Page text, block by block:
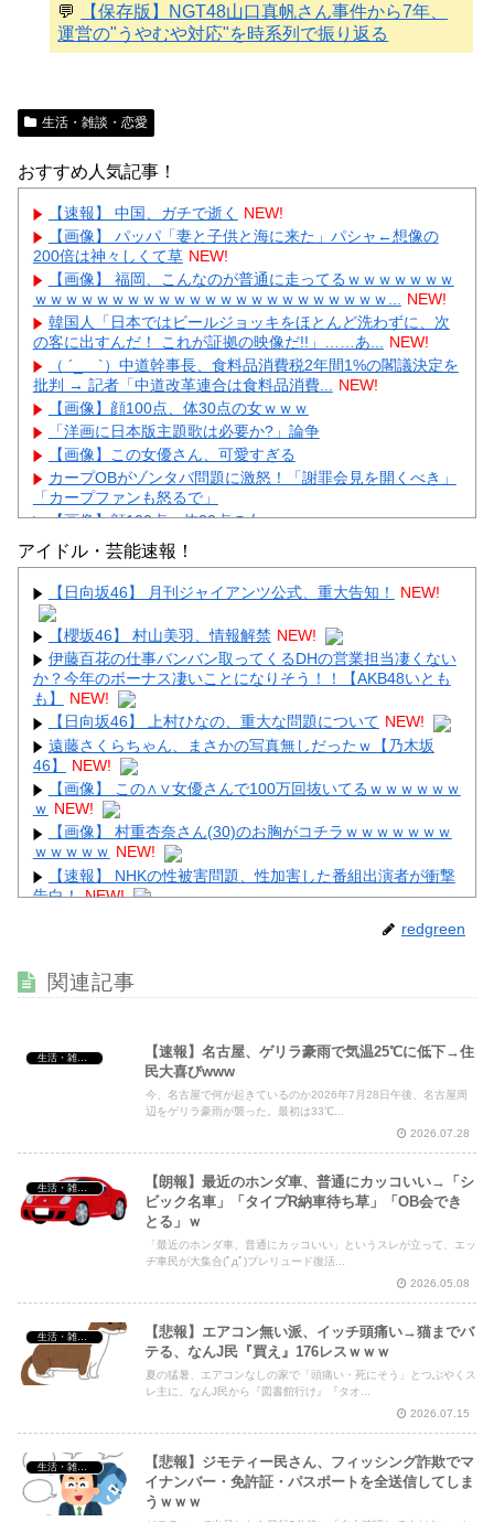
💬
【保存版】NGT48山口真帆さん事件から7年、
運営の"うやむや対応"を時系列で振り返る
生活・雑談・恋愛
おすすめ人気記事！
【速報】 中国、ガチで逝く
NEW!
【画像】 パッパ「妻と子供と海に来た」パシャ←想像の
200倍は神々しくて草 NEW!
【画像】 福岡、こんなのが普通に走ってるｗｗｗｗｗｗｗ
ｗｗｗｗｗｗｗｗｗｗｗｗｗｗｗｗｗｗｗｗｗｗｗ...
NEW!
韓国人「日本ではビールジョッキをほとんど洗わずに、次
の客に出すんだ！ これが証拠の映像だ!!」……あ...
NEW!
（ ´_ゝ`）中道幹事長、食料品消費税2年間1%の閣議決定を
批判 → 記者「中道改革連合は食料品消費...
NEW!
【画像】顔100点、体30点の女ｗｗｗ
「洋画に日本版主題歌は必要か?」論争
【画像】この女優さん、可愛すぎる
カープOBがゾンタバ問題に激怒！「謝罪会見を開くべき」
「カープファンも怒るで」
【画像】顔100点、体30点の女ｗｗｗ
Powered by livedoor 相互RSS
アイドル・芸能速報！
【日向坂46】 月刊ジャイアンツ公式、重大告知！ NEW!
【櫻坂46】 村山美羽、情報解禁 NEW!
伊藤百花の仕事バンバン取ってくるDHの営業担当凄くない
か？今年のボーナス凄いことになりそう！！【AKB48いとも
も】
NEW!
【日向坂46】 上村ひなの、重大な問題について NEW!
遠藤さくらちゃん、まさかの写真無しだったｗ【乃木坂
46】
NEW!
【画像】 この∧∨女優さんで100万回抜いてるｗｗｗｗｗｗ
ｗ NEW!
【画像】 村重杏奈さん(30)のお胸がコチラｗｗｗｗｗｗｗ
ｗｗｗｗｗ NEW!
【速報】 NHKの性被害問題、性加害した番組出演者が衝撃
告白！ NEW!
【画像】 田中みな実(39) 妊娠中でも露出多めのドレス、こ
Powered by livedoor 相互RSS
redgreen
関連記事
【速報】名古屋、ゲリラ豪雨で気温25℃に低下→住
民大喜びwww
今、名古屋で何が起きているのか2026年7月28日午後、名古屋周
辺をゲリラ豪雨が襲った。最初は33℃...
2026.07.28
【朗報】最近のホンダ車、普通にカッコいい→「シ
ビック名車」「タイプR納車待ち草」「OB会でき
とる」ｗ
「最近のホンダ車、普通にカッコいい」というスレが立って、エッ
ヂ車民が大集合(ﾟдﾟ)プレリュード復活...
2026.05.08
生活・雑談・恋愛
【悲報】エアコン無い派、イッチ頭痛い→猫までバ
テる、なんJ民『買え』176レスｗｗｗ
夏の猛暑、エアコンなしの家で「頭痛い・死にそう」とつぶやくス
レ主に、なんJ民から『図書館行け』『タオ...
2026.07.15
生活・雑談・恋愛
【悲報】ジモティー民さん、フィッシング詐欺でマ
イナンバー・免許証・パスポートを全送信してしま
うｗｗｗ